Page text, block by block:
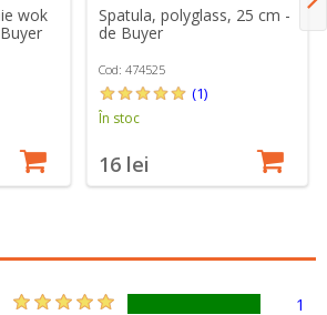
wok
Spatula, polyglass, 25 cm -
de Buyer
Cod: 474525
(1)
În stoc
16 lei
1